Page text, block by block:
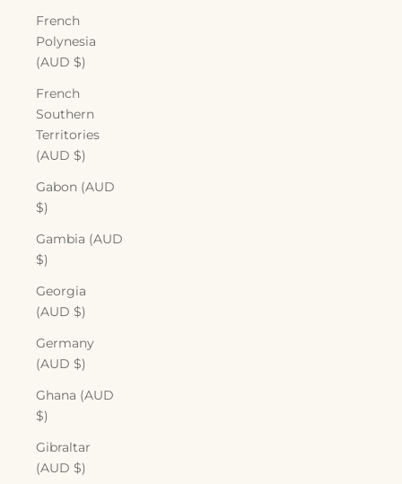
French
Polynesia
(AUD $)
French
Southern
Territories
(AUD $)
Gabon (AUD
$)
Gambia (AUD
$)
Georgia
(AUD $)
Germany
(AUD $)
Ghana (AUD
$)
Gibraltar
(AUD $)